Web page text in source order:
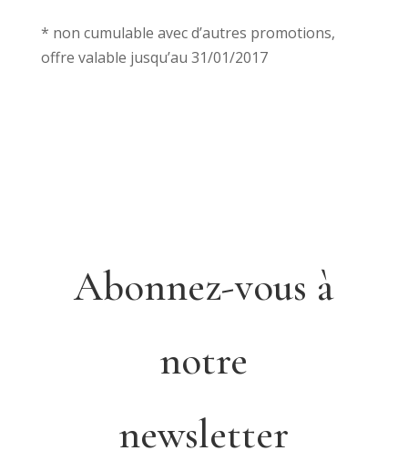
* non cumulable avec d’autres promotions,
offre valable jusqu’au 31/01/2017
Abonnez-vous à
notre
newsletter